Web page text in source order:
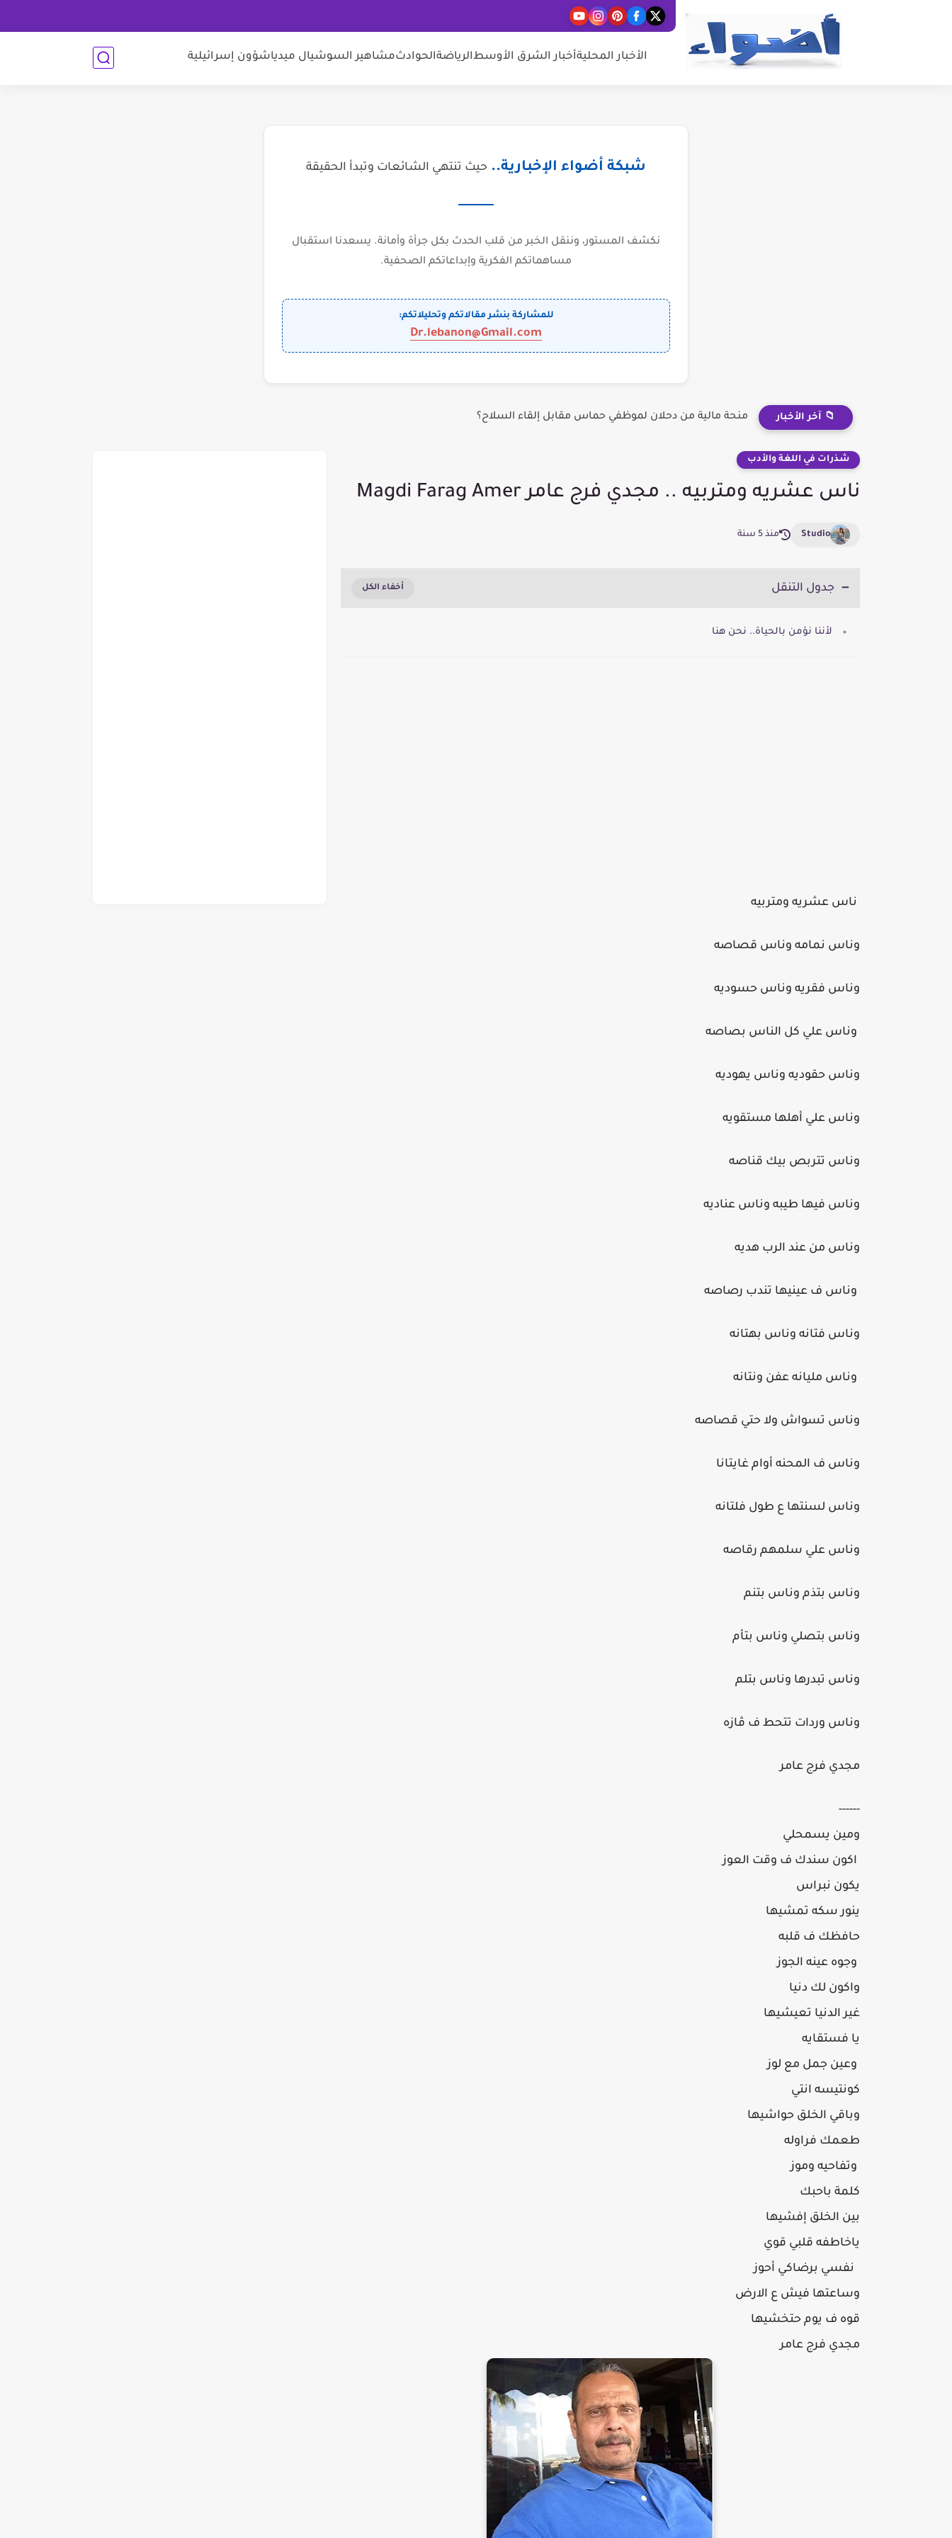
الأخبار المحليةأخبار الشرق الأوسطالرياضةالحوادثمشاهير السوشيال ميدياشؤون إسرائيلية
شبكة أضواء الإخبارية.. حيث تنتهي الشائعات وتبدأ الحقيقة
نكشف المستور، وننقل الخبر من قلب الحدث بكل جرأة وأمانة. يسعدنا استقبال
مساهماتكم الفكرية وإبداعاتكم الصحفية.
للمشاركة بنشر مقالاتكم وتحليلاتكم:
Dr.lebanon@Gmail.com
📁 آخر الأخبار منحة مالية من دحلان لموظفي حماس مقابل إلقاء السلاح؟
شذرات في اللغة والأدب
ناس عشريه ومتربيه .. مجدي فرج عامر Magdi Farag Amer
Studio منذ 5 سنة
جدول التنقل
لأننا نؤمن بالحياة.. نحن هنا
ناس عشريه ومتربيه
وناس نمامه وناس قصاصه
وناس فقريه وناس حسوديه
وناس علي كل الناس بصاصه
وناس حقوديه وناس يهوديه
وناس علي أهلها مستقويه
وناس تتربص بيك قناصه
وناس فيها طيبه وناس عناديه
وناس من عند الرب هديه
وناس ف عينيها تندب رصاصه
وناس فتانه وناس بهتانه
وناس مليانه عفن ونتانه
وناس تسواش ولا حتي قصاصه
وناس ف المحنه أوام غايتانا
وناس لسنتها ع طول فلتانه
وناس علي سلمهم رقاصه
وناس بتذم وناس بتنم
وناس بتصلي وناس بتأم
وناس تبدرها وناس بتلم
وناس وردات تتحط ف ڤازه
مجدي فرج عامر
------
ومين يسمحلي
اكون سندك ف وقت العوز
يكون نبراس
ينور سكه تمشيها
حافظك ف قلبه
وجوه عينه الجوز
واكون لك دنيا
غير الدنيا تعيشيها
يا فستقايه
وعين جمل مع لوز
كونتيسه انتي
وباقي الخلق حواشيها
طعمك فراوله
وتفاحيه وموز
كلمة باحبك
بين الخلق إفشيها
ياخاطفه قلبي قوي
نفسي برضاكي أحوز
وساعتها فيش ع الارض
قوه ف يوم حتخشيها
مجدي فرج عامر